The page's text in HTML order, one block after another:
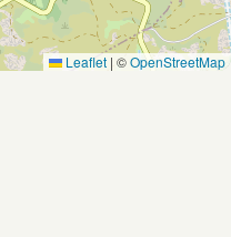
Leaflet | ©OpenStreetMap